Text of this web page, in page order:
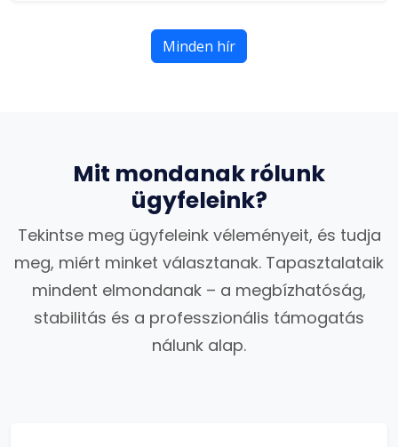
Minden hír
Mit mondanak rólunk
ügyfeleink?
Tekintse meg ügyfeleink véleményeit, és tudja
meg, miért minket választanak. Tapasztalataik
mindent elmondanak – a megbízhatóság,
stabilitás és a professzionális támogatás
nálunk alap.